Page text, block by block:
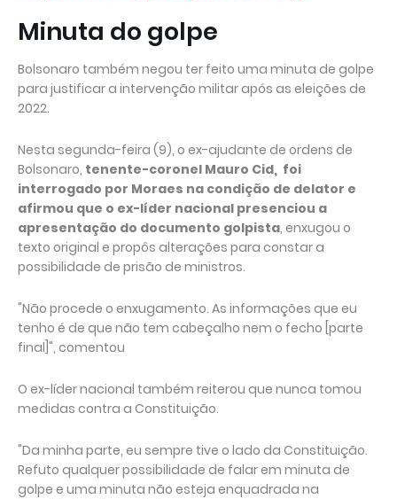
Minuta do golpe
Bolsonaro também negou ter feito uma minuta de golpe
para justificar a intervenção militar após as eleições de
2022.
Nesta segunda-feira (9), o ex-ajudante de ordens de
Bolsonaro, tenente-coronel Mauro Cid, foi
interrogado por Moraes na condição de delator e
afirmou que o ex-líder nacional presenciou a
apresentação do documento golpista, enxugou o
texto original e propôs alterações para constar a
possibilidade de prisão de ministros.
"Não procede o enxugamento. As informações que eu
tenho é de que não tem cabeçalho nem o fecho [parte
final]", comentou
O ex-líder nacional também reiterou que nunca tomou
medidas contra a Constituição.
"Da minha parte, eu sempre tive o lado da Constituição.
Refuto qualquer possibilidade de falar em minuta de
golpe e uma minuta não esteja enquadrada na